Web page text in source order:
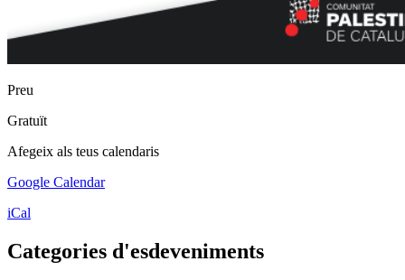
Preu
Gratuït
Afegeix als teus calendaris
Google Calendar
iCal
Categories d'esdeveniments